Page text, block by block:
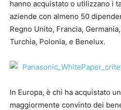
hanno acquistato o utilizzano i
aziende con almeno 50
Regno Unito, Francia,
Turchia, Polonia, e Benelux.
In Europa, è chi ha acquistato
maggiormente convinto dei